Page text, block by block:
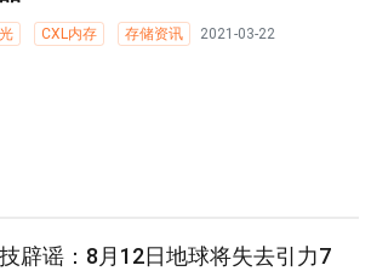
CXL内存 存储资讯 2021-03-22
辟谣：8月12日地球将失去引力7